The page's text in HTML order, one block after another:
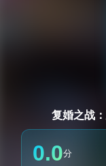
复婚之战
0.0分